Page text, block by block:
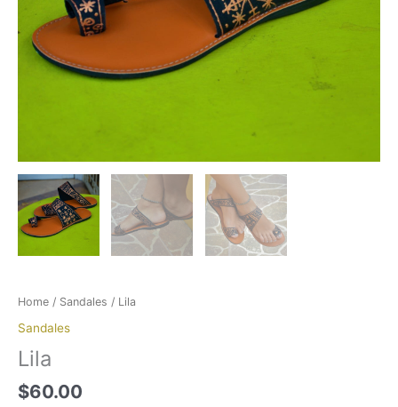
Home / Sandales / Lila
Sandales
Lila
$60.00